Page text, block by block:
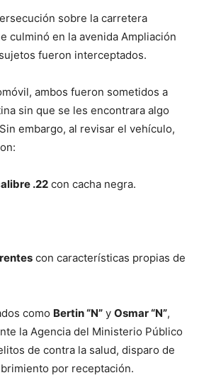
sobre la carretera
culminó en la avenida Ampliación
fueron interceptados.
ambos fueron sometidos a
sin que se les encontrara algo
embargo, al revisar el vehículo,
.22 con cacha negra.
con características propias de
como Bertin “N” y Osmar “N”,
la Agencia del Ministerio Público
de contra la salud, disparo de
por receptación.